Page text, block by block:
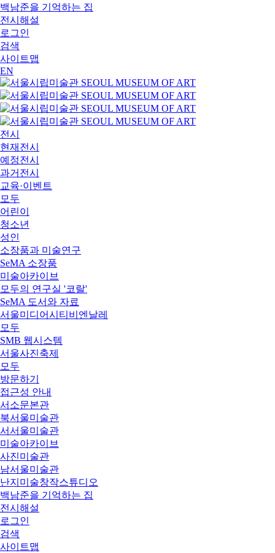
백남준을 기억하는 집
전시해설
로그인
검색
사이트맵
EN
전시
현재전시
예정전시
과거전시
교육·이벤트
모두
어린이
청소년
성인
소장품과 미술연구
SeMA 소장품
미술아카이브
모두의 연구실 '코랄'
SeMA 도서와 자료
서울미디어시티비엔날레
모두
SMB 웹시스템
서울사진축제
모두
방문하기
접근성 안내
서소문본관
북서울미술관
서서울미술관
미술아카이브
사진미술관
남서울미술관
난지미술창작스튜디오
백남준을 기억하는 집
전시해설
로그인
검색
사이트맵